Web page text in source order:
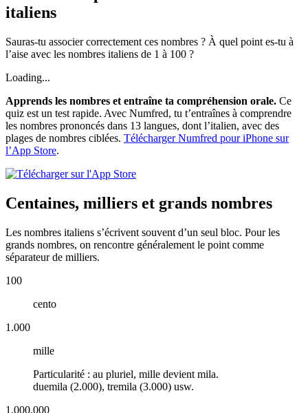
italiens
Sauras-tu associer correctement ces nombres ? À quel point es-tu à
l’aise avec les nombres italiens de 1 à 100 ?
Loading...
Apprends les nombres et entraîne ta compréhension orale. Ce
quiz est un test rapide. Avec Numfred, tu t’entraînes à comprendre
les nombres prononcés dans 13 langues, dont l’italien, avec des
plages de nombres ciblées. Télécharger Numfred pour iPhone sur
l’App Store.
Centaines, milliers et grands nombres
Les nombres italiens s’écrivent souvent d’un seul bloc. Pour les
grands nombres, on rencontre généralement le point comme
séparateur de milliers.
100
cento
1.000
mille
Particularité : au pluriel, mille devient mila.
duemila (2.000), tremila (3.000) usw.
1.000.000